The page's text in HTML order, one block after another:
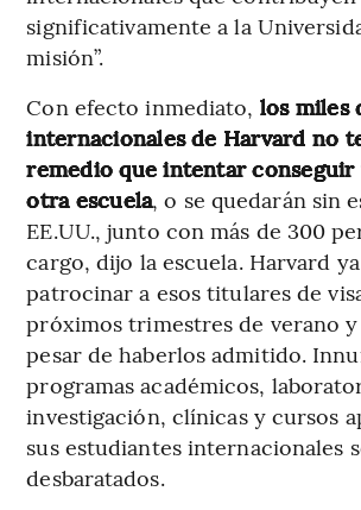
significativamente a la
misión”.
Con efecto inmediato, los miles
internacionales de Harvard no
remedio que intentar conseguir
otra escuela, o se quedarán sin
EE.UU., junto con más de 300
cargo, dijo la escuela. Harvard
patrocinar a esos titulares de
próximos trimestres de verano
pesar de haberlos admitido.
programas académicos,
investigación, clínicas y cursos
sus estudiantes internacionales
desbaratados.